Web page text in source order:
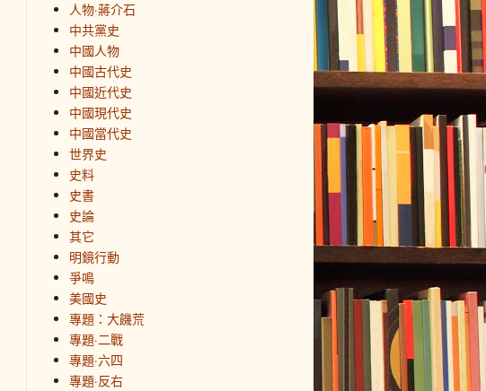
人物·蔣介石
中共黨史
中國人物
中國古代史
中國近代史
中國現代史
中國當代史
世界史
史料
史書
史論
其它
明鏡行動
爭鳴
美國史
專題：大饑荒
專題·二戰
專題·六四
專題·反右